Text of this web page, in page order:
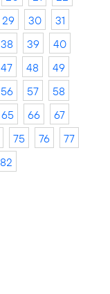
29 30
31
38 39
40
47 48
49
56 57
58
65 66
67
75 76
77
82